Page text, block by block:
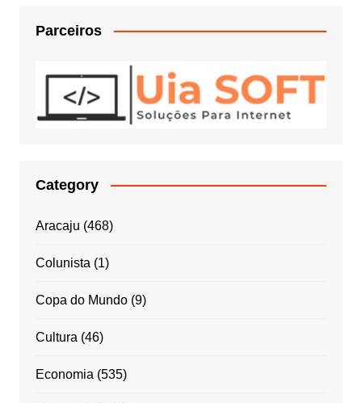
Parceiros
Category
Aracaju (468)
Colunista (1)
Copa do Mundo(9)
Cultura (46)
Economia (535)